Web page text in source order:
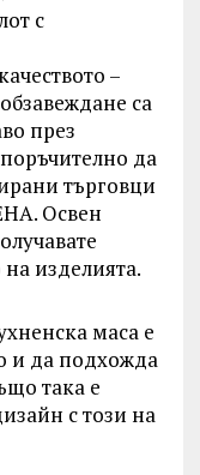
с
–
са
през
да
търговци
Освен
изделията.
маса е
и да подхожда
така е
с този на